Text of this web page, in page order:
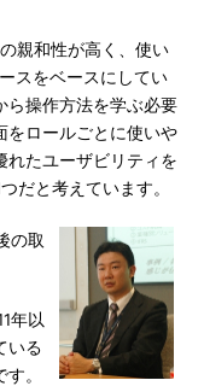
親和性が高く、使い
スをベースにしてい
ら操作方法を学ぶ必要
をロールごとに使いや
れたユーザビリティを
だと考えています。
の取
年以
いる
。